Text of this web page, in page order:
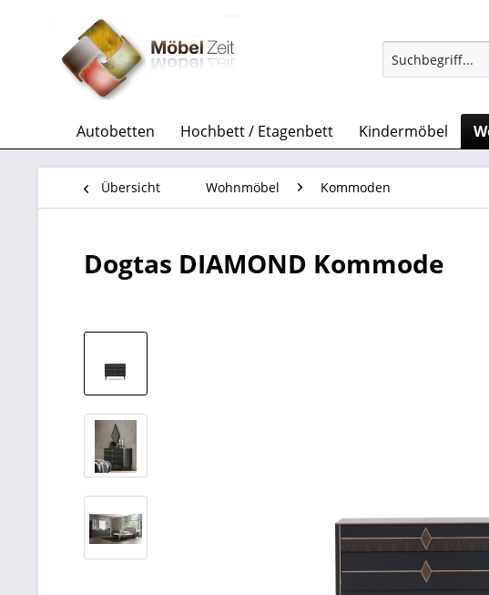
Autobetten Hochbett / Etagenbett Kindermöbel
Übersicht Wohnmöbel Kommoden
Dogtas DIAMOND Kommode